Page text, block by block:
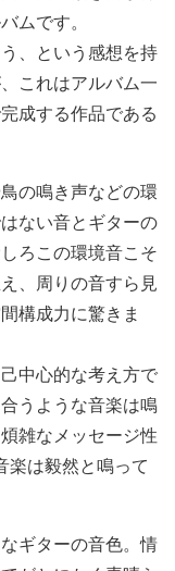
ムです。
、という感想を持
これはアルバム一
成する作品である
の鳴き声などの環
ない音とギターの
ろこの環境音こそ
、周りの音すら見
構成力に驚きま
中心的な考え方で
うような音楽は鳴
雑なメッセージ性
楽は毅然と鳴って
ギターの音色。情